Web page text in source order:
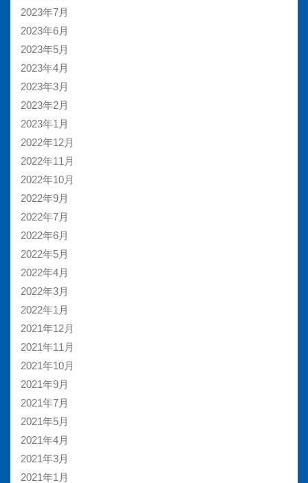
2023年7月
2023年6月
2023年5月
2023年4月
2023年3月
2023年2月
2023年1月
2022年12月
2022年11月
2022年10月
2022年9月
2022年7月
2022年6月
2022年5月
2022年4月
2022年3月
2022年1月
2021年12月
2021年11月
2021年10月
2021年9月
2021年7月
2021年5月
2021年4月
2021年3月
2021年1月